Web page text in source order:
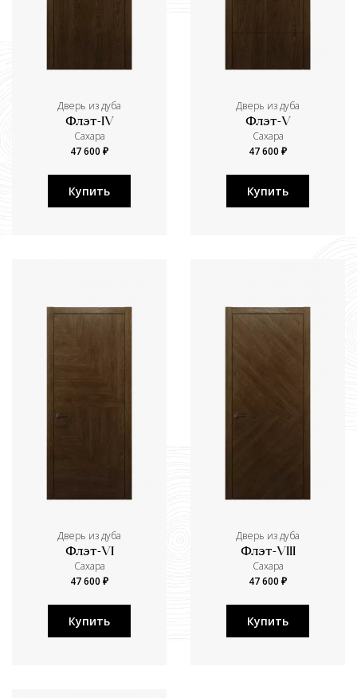
Дверь из дуба
Флэт-IV
Сахара
47 600 ₽
Купить
Дверь из дуба
Флэт-V
Сахара
47 600 ₽
Купить
Дверь из дуба
Флэт-VI
Сахара
47 600 ₽
Купить
Дверь из дуба
Флэт-VIII
Сахара
47 600 ₽
Купить